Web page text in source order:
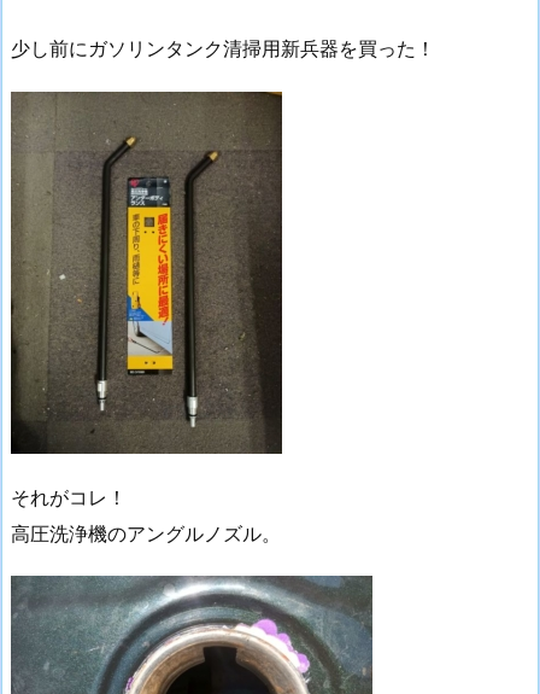
少し前にガソリンタンク清掃用新兵器を買った！
それがコレ！
高圧洗浄機のアングルノズル。